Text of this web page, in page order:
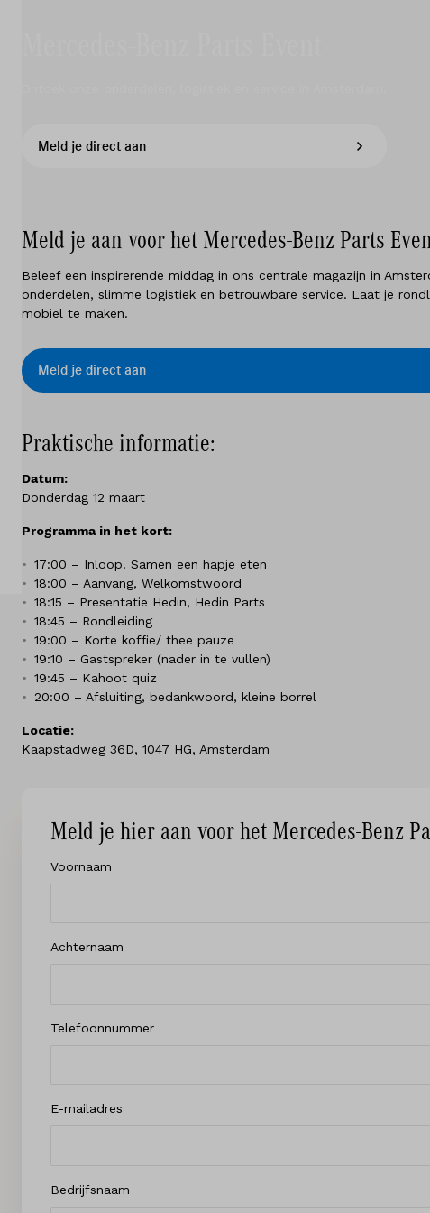
Vacatures
Vergelijken
Land
Nederland
Taal
Nederlands
Meld je direct aan
Meld je aan voor het Mercedes-Benz Parts
Beleef een inspirerende middag in ons centrale magazijn in
onderdelen, slimme logistiek en betrouwbare service. Laat je
mobiel te maken.
Meld je direct aan
Praktische informatie:
Datum:
Donderdag 12 maart
Programma in het kort:
17:00 – Inloop. Samen een hapje eten
18:00 – Aanvang, Welkomstwoord
18:15 – Presentatie Hedin, Hedin Parts
18:45 – Rondleiding
19:00 – Korte koffie/ thee pauze
19:10 – Gastspreker (nader in te vullen)
19:45 – Kahoot quiz
20:00 – Afsluiting, bedankwoord, kleine borrel
Locatie:
Kaapstadweg 36D, 1047 HG, Amsterdam
Meld je hier aan voor het Mercedes-Benz
Voornaam
Achternaam
Telefoonnummer
E-mailadres
Bedrijfsnaam